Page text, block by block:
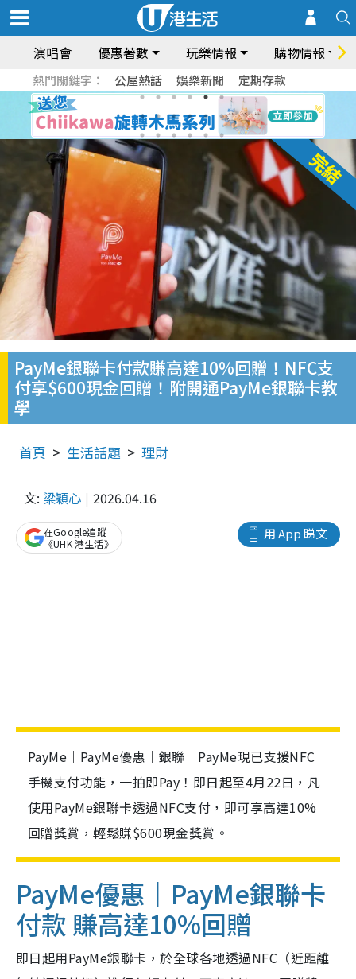
演唱會 優惠著數 玩樂情報 購物情報
熱門關鍵字： 公屋熱話 娛樂新聞 定期存款
PayMe銀聯卡付款賺高達10%回贈！NFC支
付享$600現金回贈！附開通PayMe銀聯卡教
學
首頁 生活話題 理財
文: 梁穎心 2026.04.16
用 App 睇文
在Google追蹤
《UHK 港生活》
PayMe｜PayMe優惠｜銀聯｜PayMe現已支援NFC
手機支付功能，一拍即Pay！即日起至4月22日，凡
使用PayMe銀聯卡透過NFC支付，即可享高達10%
回贈獎賞，輕鬆賺$600現金獎賞。
PayMe優惠｜PayMe銀聯卡
付款 賺高達10%回贈
即日起用PayMe銀聯卡，於全球各地透過NFC（近距離